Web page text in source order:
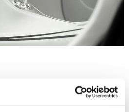
den Schlusspunkt einer
bei Bugatti. Er wurde 2022 im